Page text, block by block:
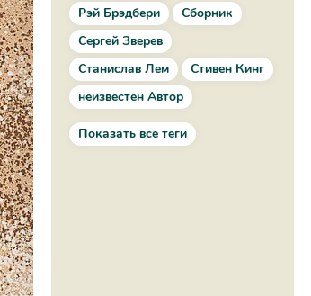
Рэй Брэдбери
Сборник
Сергей Зверев
Станислав Лем
Стивен Кинг
неизвестен Автор
Показать все теги